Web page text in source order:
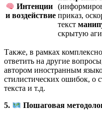
Интенции
и воздействие приказ,
текст
скрытую
Также, в рамках
ответить на другие
автором иностранным
стилистических ошибок, о
текста и т.д.
5.
Пошаговая